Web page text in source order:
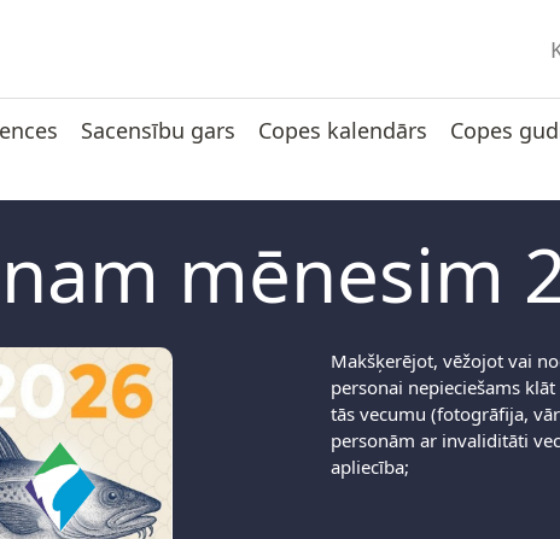
Sacensību gars Copes kalendārs Copes
mēnesim
Makšķerējot, vēžojot vai
personai nepieciešams
tās vecumu (fotogrāfija,
personām ar invaliditāti
apliecība;